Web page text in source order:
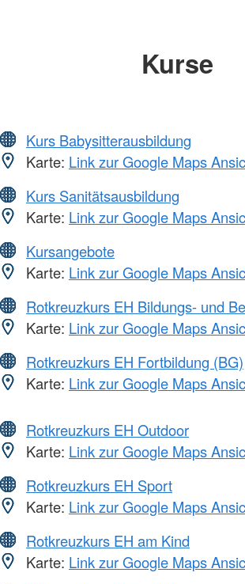
Kurse
Kurs Babysitterausbildung
Karte: Link zur Google Maps
Kurs Sanitätsausbildung
Karte: Link zur Google Maps
Kursangebote
Karte: Link zur Google Maps
Rotkreuzkurs EH Bildungs- und
Karte: Link zur Google Maps
Rotkreuzkurs EH Fortbildung (BG)
Karte: Link zur Google Maps
Rotkreuzkurs EH Outdoor
Karte: Link zur Google Maps
Rotkreuzkurs EH Sport
Karte: Link zur Google Maps
Rotkreuzkurs EH am Kind
Karte: Link zur Google Maps